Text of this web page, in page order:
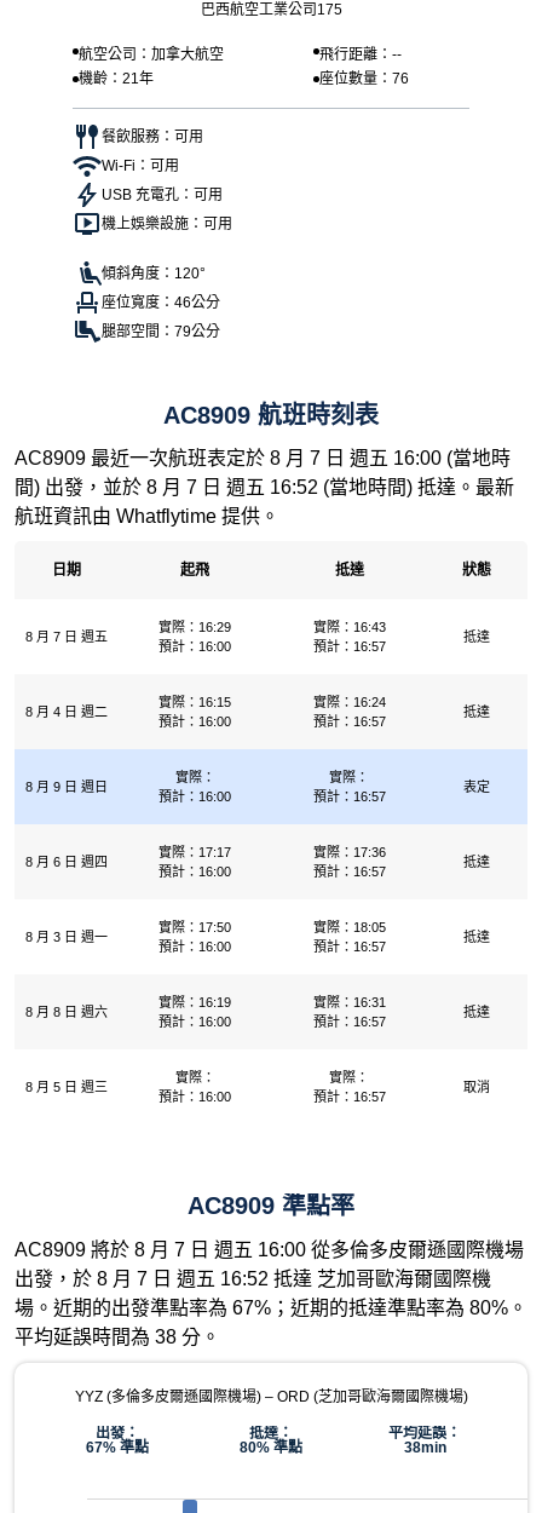
巴西航空工業公司175
航空公司：加拿大航空
飛行距離：--
機齡：21年
座位數量：76
餐飲服務：可用
Wi-Fi：可用
USB 充電孔：可用
機上娛樂設施：可用
傾斜角度：120°
座位寬度：46公分
腿部空間：79公分
AC8909 航班時刻表
AC8909 最近一次航班表定於 8 月 7 日 週五 16:00 (當地時
間) 出發，並於 8 月 7 日 週五 16:52 (當地時間) 抵達。最新
航班資訊由 Whatflytime 提供。
日期 起飛 抵達 狀態
8 月 7 日 週五
實際：16:29
預計：16:00
實際：16:43
預計：16:57
抵達
8 月 4 日 週二
實際：16:15
預計：16:00
實際：16:24
預計：16:57
抵達
8 月 9 日 週日
實際：
預計：16:00
實際：
預計：16:57
表定
8 月 6 日 週四
實際：17:17
預計：16:00
實際：17:36
預計：16:57
抵達
8 月 3 日 週一
實際：17:50
預計：16:00
實際：18:05
預計：16:57
抵達
8 月 8 日 週六
實際：16:19
預計：16:00
實際：16:31
預計：16:57
抵達
8 月 5 日 週三
實際：
預計：16:00
實際：
預計：16:57
取消
AC8909 準點率
AC8909 將於 8 月 7 日 週五 16:00 從多倫多皮爾遜國際機場
出發，於 8 月 7 日 週五 16:52 抵達 芝加哥歐海爾國際機
場。近期的出發準點率為 67%；近期的抵達準點率為 80%。
平均延誤時間為 38 分。
YYZ (多倫多皮爾遜國際機場) – ORD (芝加哥歐海爾國際機場)
出發：
67% 準點
抵達：
80% 準點
平均延誤：
38min